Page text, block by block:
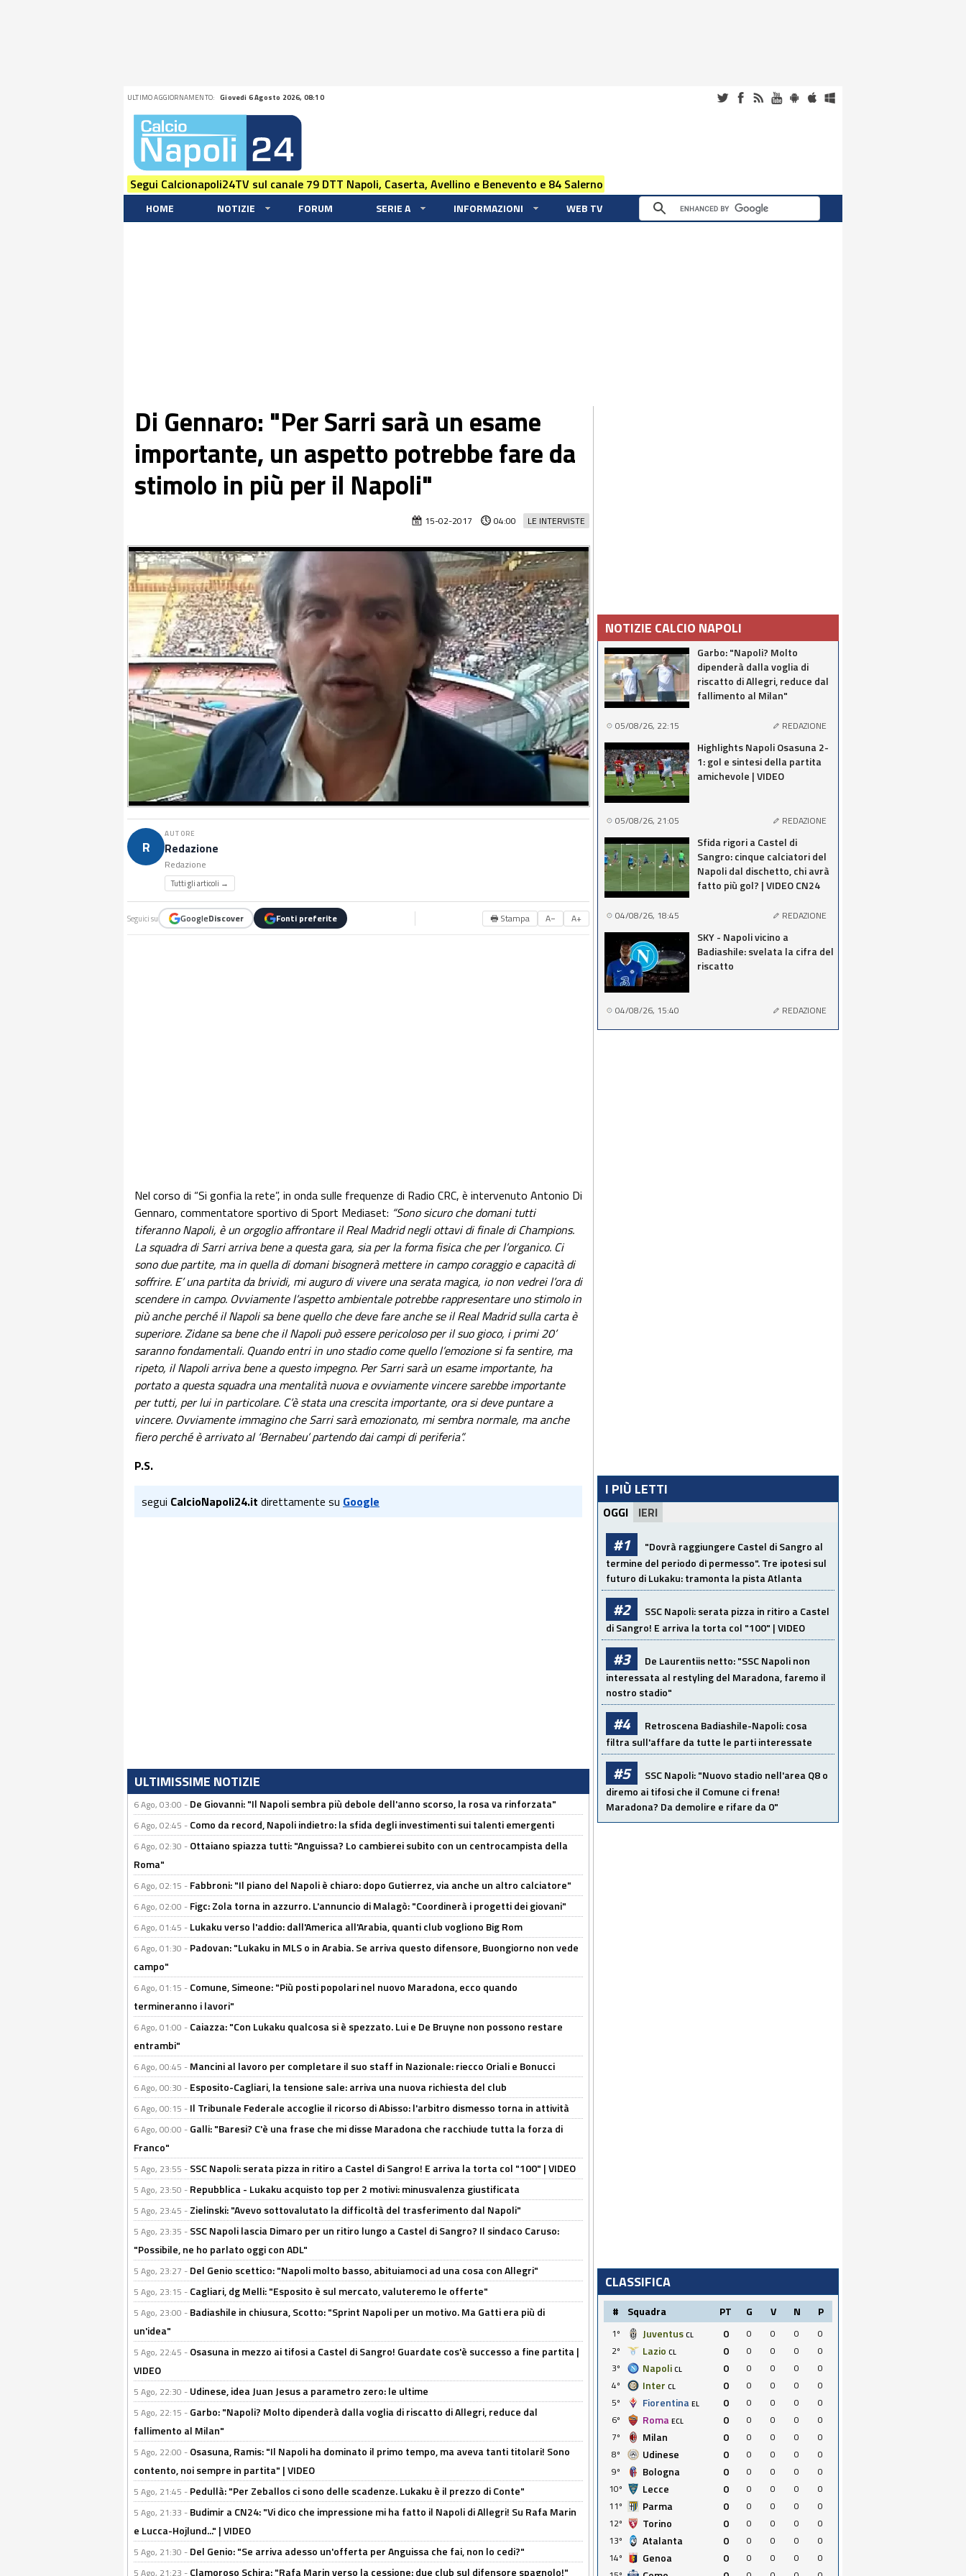
ULTIMO AGGIORNAMENTO: Giovedi 6 Agosto 2026, 08:10
Segui Calcionapoli24TV sul canale 79 DTT Napoli, Caserta, Avellino e Benevento e 84 Salerno
HOME NOTIZIE FORUM SERIE A INFORMAZIONI WEB TV
Di Gennaro: "Per Sarri sarà un esame
importante, un aspetto potrebbe fare da
stimolo in più per il Napoli"
LE INTERVISTE
15-02-2017 04:00
R
AUTORE
Redazione
Redazione
Tutti gli articoli →
Seguici su GoogleDiscover Fonti preferite 🖶 Stampa A− A+
Nel corso di “Si gonfia la rete”, in onda sulle frequenze di Radio CRC, è intervenuto Antonio Di
Gennaro, commentatore sportivo di Sport Mediaset: “Sono sicuro che domani tutti
tiferanno Napoli, è un orgoglio affrontare il Real Madrid negli ottavi di finale di Champions.
La squadra di Sarri arriva bene a questa gara, sia per la forma fisica che per l’organico. Ci
sono due partite, ma in quella di domani bisognerà mettere in campo coraggio e capacità di
soffrire. E’ una partita da brividi, mi auguro di vivere una serata magica, io non vedrei l’ora di
scendere in campo. Ovviamente l’aspetto ambientale potrebbe rappresentare uno stimolo in
più anche perché il Napoli sa bene quello che deve fare anche se il Real Madrid sulla carta è
superiore. Zidane sa bene che il Napoli può essere pericoloso per il suo gioco, i primi 20’
saranno fondamentali. Quando entri in uno stadio come quello l’emozione si fa sentire, ma
ripeto, il Napoli arriva bene a questo impegno. Per Sarri sarà un esame importante, ha
portato a questa squadra una mentalità nuova e ovviamente vincere sarebbe importante
per tutti, per lui in particolare. C’è stata una crescita importante, ora si deve puntare a
vincere. Ovviamente immagino che Sarri sarà emozionato, mi sembra normale, ma anche
fiero perché è arrivato al ‘Bernabeu’ partendo dai campi di periferia”.
P.S.
segui CalcioNapoli24.it direttamente su Google
ULTIMISSIME NOTIZIE
6 Ago, 03:00 - De Giovanni: "Il Napoli sembra più debole dell'anno scorso, la rosa va rinforzata"
6 Ago, 02:45 - Como da record, Napoli indietro: la sfida degli investimenti sui talenti emergenti
6 Ago, 02:30 - Ottaiano spiazza tutti: "Anguissa? Lo cambierei subito con un centrocampista della
Roma"
6 Ago, 02:15 - Fabbroni: "Il piano del Napoli è chiaro: dopo Gutierrez, via anche un altro calciatore"
6 Ago, 02:00 - Figc: Zola torna in azzurro. L'annuncio di Malagò: "Coordinerà i progetti dei giovani"
6 Ago, 01:45 - Lukaku verso l'addio: dall'America all'Arabia, quanti club vogliono Big Rom
6 Ago, 01:30 - Padovan: "Lukaku in MLS o in Arabia. Se arriva questo difensore, Buongiorno non vede
campo"
6 Ago, 01:15 - Comune, Simeone: "Più posti popolari nel nuovo Maradona, ecco quando
termineranno i lavori"
6 Ago, 01:00 - Caiazza: "Con Lukaku qualcosa si è spezzato. Lui e De Bruyne non possono restare
entrambi"
6 Ago, 00:45 - Mancini al lavoro per completare il suo staff in Nazionale: riecco Oriali e Bonucci
6 Ago, 00:30 - Esposito-Cagliari, la tensione sale: arriva una nuova richiesta del club
6 Ago, 00:15 - Il Tribunale Federale accoglie il ricorso di Abisso: l'arbitro dismesso torna in attività
6 Ago, 00:00 - Galli: "Baresi? C'è una frase che mi disse Maradona che racchiude tutta la forza di
Franco"
5 Ago, 23:55 - SSC Napoli: serata pizza in ritiro a Castel di Sangro! E arriva la torta col "100" | VIDEO
5 Ago, 23:50 - Repubblica - Lukaku acquisto top per 2 motivi: minusvalenza giustificata
5 Ago, 23:45 - Zielinski: "Avevo sottovalutato la difficoltà del trasferimento dal Napoli"
5 Ago, 23:35 - SSC Napoli lascia Dimaro per un ritiro lungo a Castel di Sangro? Il sindaco Caruso:
"Possibile, ne ho parlato oggi con ADL"
5 Ago, 23:27 - Del Genio scettico: "Napoli molto basso, abituiamoci ad una cosa con Allegri"
5 Ago, 23:15 - Cagliari, dg Melli: "Esposito è sul mercato, valuteremo le offerte"
5 Ago, 23:00 - Badiashile in chiusura, Scotto: "Sprint Napoli per un motivo. Ma Gatti era più di
un'idea"
5 Ago, 22:45 - Osasuna in mezzo ai tifosi a Castel di Sangro! Guardate cos'è successo a fine partita |
VIDEO
5 Ago, 22:30 - Udinese, idea Juan Jesus a parametro zero: le ultime
5 Ago, 22:15 - Garbo: "Napoli? Molto dipenderà dalla voglia di riscatto di Allegri, reduce dal
fallimento al Milan"
5 Ago, 22:00 - Osasuna, Ramis: "Il Napoli ha dominato il primo tempo, ma aveva tanti titolari! Sono
contento, noi sempre in partita" | VIDEO
5 Ago, 21:45 - Pedullà: "Per Zeballos ci sono delle scadenze. Lukaku è il prezzo di Conte"
5 Ago, 21:33 - Budimir a CN24: "Vi dico che impressione mi ha fatto il Napoli di Allegri! Su Rafa Marin
e Lucca-Hojlund..." | VIDEO
5 Ago, 21:30 - Del Genio: "Se arriva adesso un'offerta per Anguissa che fai, non lo cedi?"
5 Ago, 21:23 - Clamoroso Schira: "Rafa Marin verso la cessione: due club sul difensore spagnolo!"
NOTIZIE CALCIO NAPOLI
Garbo: "Napoli? Molto
dipenderà dalla voglia di
riscatto di Allegri, reduce dal
fallimento al Milan"
05/08/26, 22:15 REDAZIONE
Highlights Napoli Osasuna 2-
1: gol e sintesi della partita
amichevole | VIDEO
05/08/26, 21:05 REDAZIONE
Sfida rigori a Castel di
Sangro: cinque calciatori del
Napoli dal dischetto, chi avrà
fatto più gol? | VIDEO CN24
04/08/26, 18:45 REDAZIONE
SKY - Napoli vicino a
Badiashile: svelata la cifra del
riscatto
04/08/26, 15:40 REDAZIONE
I PIÙ LETTI
OGGI IERI
#1
"Dovrà raggiungere Castel di Sangro al
termine del periodo di permesso". Tre ipotesi sul
futuro di Lukaku: tramonta la pista Atlanta
#2
SSC Napoli: serata pizza in ritiro a Castel
di Sangro! E arriva la torta col "100" | VIDEO
#3
De Laurentiis netto: "SSC Napoli non
interessata al restyling del Maradona, faremo il
nostro stadio"
#4
Retroscena Badiashile-Napoli: cosa
filtra sull'affare da tutte le parti interessate
#5
SSC Napoli: "Nuovo stadio nell'area Q8 o
diremo ai tifosi che il Comune ci frena!
Maradona? Da demolire e rifare da 0"
CLASSIFICA
# Squadra PT G V N P
1º Juventus CL 0 0 0 0
0
2º
Lazio CL 0 0 0 0
0
3º
Napoli CL 0 0 0 0
0
4º
Inter CL 0 0 0 0
0
5º
Fiorentina EL 0 0 0 0
0
6º
Roma ECL 0 0 0 0
0
7º
Milan 0 0 0 0
0
8º
Udinese 0 0 0 0
0
9º
Bologna 0 0 0 0
0
10º
Lecce 0 0 0 0
0
11º
Parma 0 0 0 0
0
12º
Torino 0 0 0 0
0
13º
Atalanta 0 0 0 0
0
14º
Genoa 0 0 0 0
0